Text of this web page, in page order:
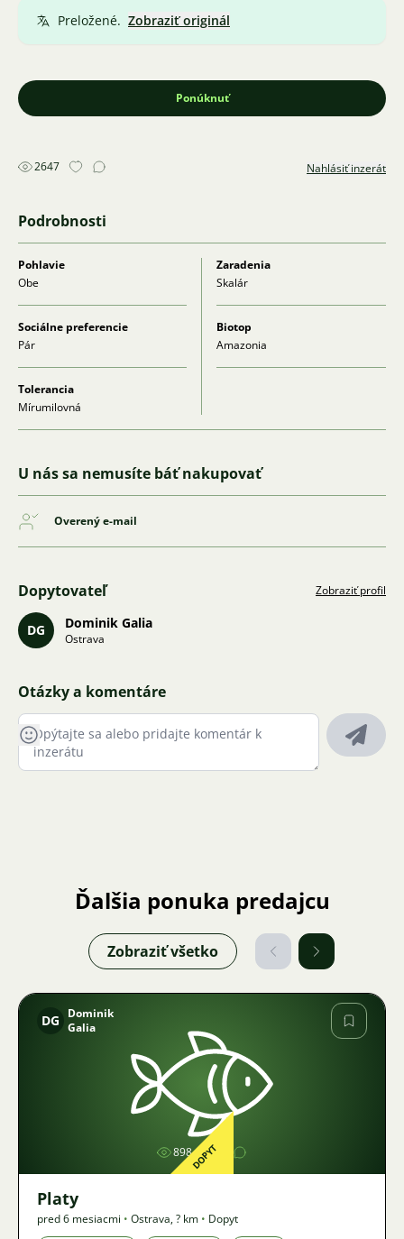
Preložené. Zobraziť originál
Ponúknuť
2647 Nahlásiť inzerát
Podrobnosti
Pohlavie
Obe
Zaradenia
Skalár
Sociálne preferencie
Pár
Biotop
Amazonia
Tolerancia
Mírumilovná
U nás sa nemusíte báť nakupovať
Overený e-mail
Dopytovateľ Zobraziť profil
DG Dominik Galia
Ostrava
Otázky a komentáre
Ďalšia ponuka predajcu
Zobraziť všetko
Obrázok
DG
Dominik
Galia
898DOPYT
Platy
pred 6 mesiacmi • Ostrava,? km • Dopyt